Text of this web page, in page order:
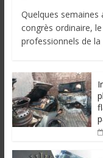
Quelques
congrès ordinaire,
professionnels de la